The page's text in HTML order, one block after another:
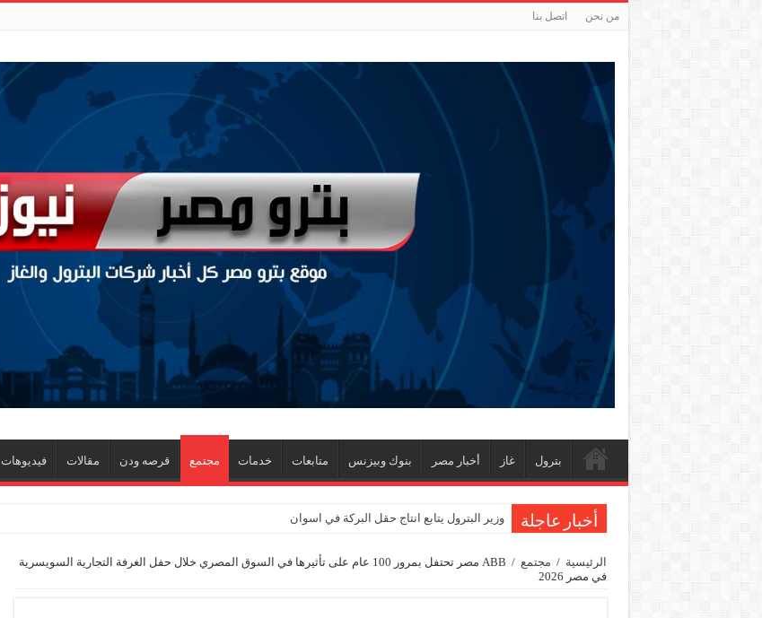
من نحن اتصل بنا
بترول غاز أخبار مصر بنوك وبيزنس متابعات خدمات مجتمع قرصه ودن مقالات فيديوهات
أخبار عاجلة وزير البترول يتابع انتاج حقل البركة في اسوان
الرئيسية / مجتمع /
ABB مصر تحتفل بمرور 100 عام على تأثيرها في السوق المصري خلال حفل الغرفة التجارية السويسرية
في مصر 2026